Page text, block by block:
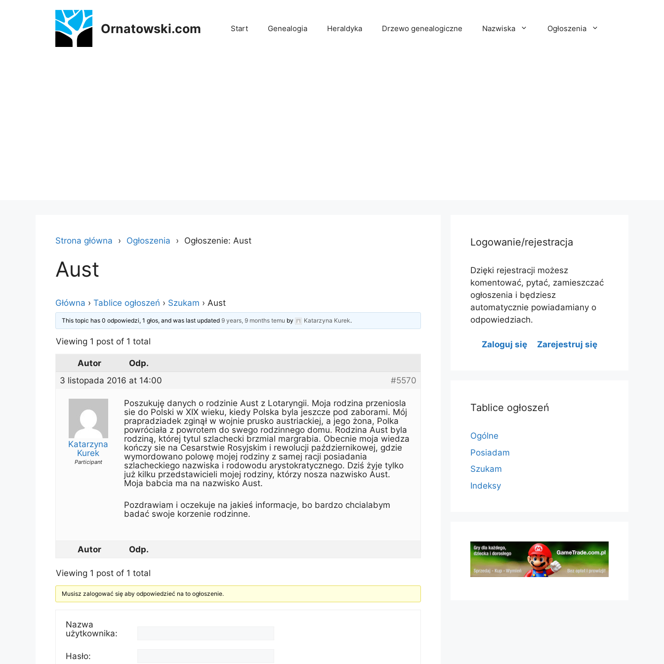
Ornatowski.com Start Genealogia Heraldyka Drzewo genealogiczne Nazwiska Ogłoszenia
Strona główna Ogłoszenia Ogłoszenie: Aust
Aust
Główna › Tablice ogłoszeń › Szukam › Aust
This topic has 0 odpowiedzi, 1 głos, and was last updated9 years, 9 months temu by Katarzyna Kurek.
Viewing 1 post of 1 total
Autor
Odp.
3 listopada 2016 at 14:00
#5570
Katarzyna
Kurek
Participant
Poszukuję danych o rodzinie Aust z Lotaryngii. Moja rodzina przeniosla
sie do Polski w XIX wieku, kiedy Polska byla jeszcze pod zaborami. Mój
prapradziadek zginął w wojnie prusko austriackiej, a jego żona, Polka
powróciała z powrotem do swego rodzinnego domu. Rodzina Aust byla
rodziną, której tytul szlachecki brzmial margrabia. Obecnie moja wiedza
kończy sie na Cesarstwie Rosyjskim i rewolucji październikowej, gdzie
wymordowano polowę mojej rodziny z samej racji posiadania
szlacheckiego nazwiska i rodowodu arystokratycznego. Dziś żyje tylko
już kilku przedstawicieli mojej rodziny, którzy nosza nazwisko Aust.
Moja babcia ma na nazwisko Aust.
Pozdrawiam i oczekuje na jakieś informacje, bo bardzo chcialabym
badać swoje korzenie rodzinne.
Autor Odp.
Viewing 1 post of 1 total
Musisz zalogować się aby odpowiedzieć na to ogłoszenie.
Nazwa
użytkownika:
Hasło:
Logowanie/rejestracja
Dzięki rejestracji możesz
komentować, pytać, zamieszczać
ogłoszenia i będziesz
automatycznie powiadamiany o
odpowiedziach.
Zaloguj się Zarejestruj się
Tablice ogłoszeń
Ogólne
Posiadam
Szukam
Indeksy